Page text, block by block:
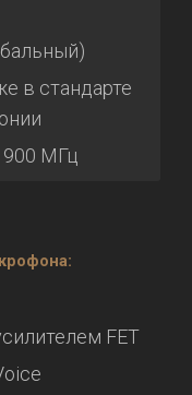
в стандарте
МГц
FET